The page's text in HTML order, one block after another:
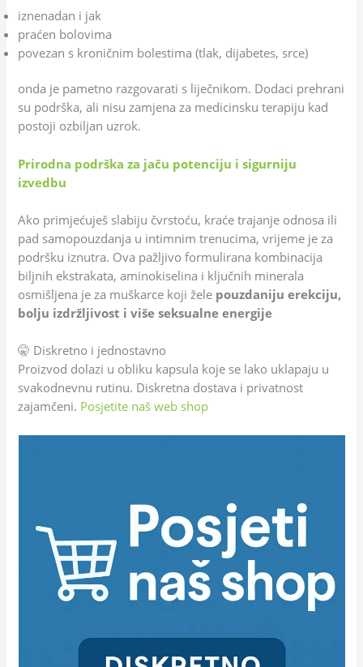
iznenadan i jak
praćen bolovima
povezan s kroničnim bolestima (tlak, dijabetes, srce)
onda je pametno razgovarati s liječnikom. Dodaci prehrani
su podrška, ali nisu zamjena za medicinsku terapiju kad
postoji ozbiljan uzrok.
Prirodna podrška za jaču potenciju i sigurniju
izvedbu
Ako primjećuješ slabiju čvrstoću, kraće trajanje odnosa ili
pad samopouzdanja u intimnim trenucima, vrijeme je za
podršku iznutra. Ova pažljivo formulirana kombinacija
biljnih ekstrakata, aminokiselina i ključnih minerala
osmišljena je za muškarce koji žele pouzdaniju erekciju,
bolju izdržljivost i više seksualne energije
🤫 Diskretno i jednostavno
Proizvod dolazi u obliku kapsula koje se lako uklapaju u
svakodnevnu rutinu. Diskretna dostava i privatnost
zajamčeni. Posjetite naš web shop